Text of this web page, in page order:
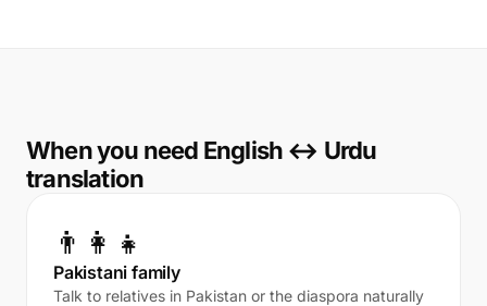
When you need English ↔ Urdu
translation
👨‍👩‍👧
Pakistani family
Talk to relatives in Pakistan or the diaspora naturally